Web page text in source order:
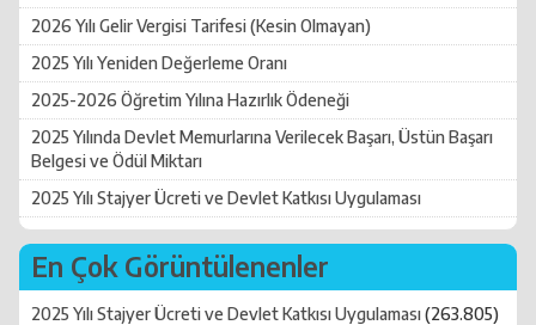
2026 Yılı Gelir Vergisi Tarifesi (Kesin Olmayan)
2025 Yılı Yeniden Değerleme Oranı
2025-2026 Öğretim Yılına Hazırlık Ödeneği
2025 Yılında Devlet Memurlarına Verilecek Başarı, Üstün Başarı
Belgesi ve Ödül Miktarı
2025 Yılı Stajyer Ücreti ve Devlet Katkısı Uygulaması
En Çok Görüntülenenler
2025 Yılı Stajyer Ücreti ve Devlet Katkısı Uygulaması(263.805)